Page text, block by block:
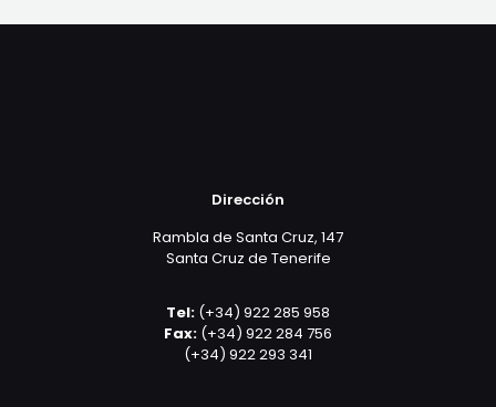
Dirección
Rambla de Santa Cruz, 147
Santa Cruz de Tenerife
Tel: (+34) 922 285 958
Fax: (+34) 922 284 756
(+34) 922 293 341